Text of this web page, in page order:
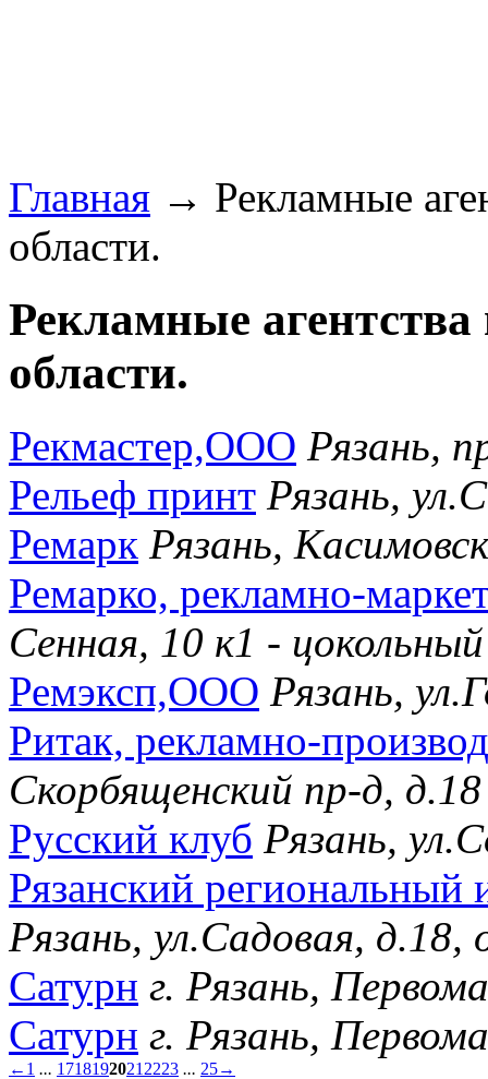
Главная → Рекламные
области.
Рекламные
области.
Рекмастер,ООО Рязань,
Рельеф принт Рязань,
Ремарк Рязань,
Ремарко, рекламно-
Сенная, 10 к1 -
Ремэксп,ООО Рязань,
Ритак, рекламно-
Скорбященский пр-д, д.18
Русский клуб Рязань,
Рязанский
Рязань, ул.Садовая, д.18,
Сатурн г. Рязань,
Сатурн г. Рязань,
← 1 ... 1718192021 2223 ... 25→